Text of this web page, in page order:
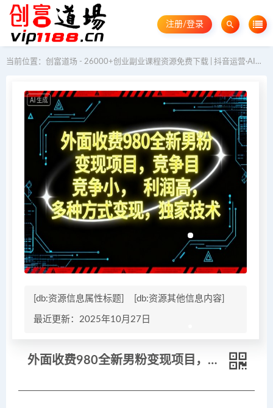
注册/登录
当前位置： 创富道场 - 26000+创业副业课程资源免费下载 | 抖音运营·AI教程·GEO优化
[db:资源信息属性标题] [db:资源其他信息内容]
最近更新：2025年10月27日
外面收费980全新男粉变现项目，竞争小，利润高，多种方式变现，独家技术